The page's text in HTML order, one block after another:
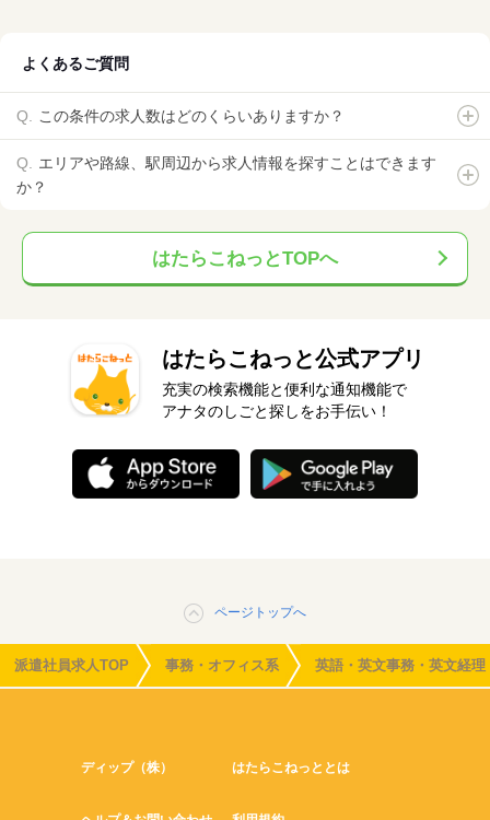
よくあるご質問
この条件の求人数はどのくらいありますか？
エリアや路線、駅周辺から求人情報を探すことはできます
か？
はたらこねっとTOPへ
はたらこねっと公式アプリ
充実の検索機能と便利な通知機能で
アナタのしごと探しをお手伝い！
ページトップへ
派遣社員求人TOP 事務・オフィス系 英語・英文事務・英文経理
ディップ（株） はたらこねっととは